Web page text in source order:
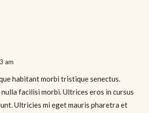
am
habitant morbi tristique senectus.
nulla facilisi morbi. Ultrices eros in cursus
Ultricies mi eget mauris pharetra et